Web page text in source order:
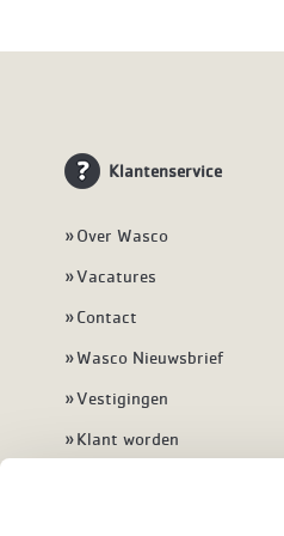
Klantenservice
Over Wasco
Vacatures
Contact
Wasco Nieuwsbrief
Vestigingen
Klant worden